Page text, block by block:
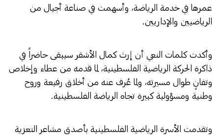
عمرها في خدمة الرياضة، وأسهمت في صناعة أجيال من
الرياضيين والإداريين.
وأكدت كلمات النعي أن إرث كمال الأشقر سيبقى حاضراً في
ذاكرة الحركة الرياضية الفلسطينية، لما قدمه من عطاء وإخلاص
وتفانٍ طوال مسيرته، ولما عُرف عنه من أخلاق رفيعة وروح
وطنية ومسؤولية كبيرة تجاه الرياضة الفلسطينية.
وتقدمت الأسرة الرياضية الفلسطينية بأصدق مشاعر التعزية